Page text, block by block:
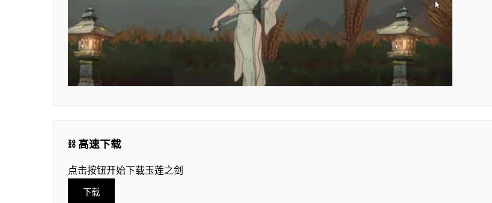
⛓️ 高速下载
点击按钮开始下载玉莲之剑
下载